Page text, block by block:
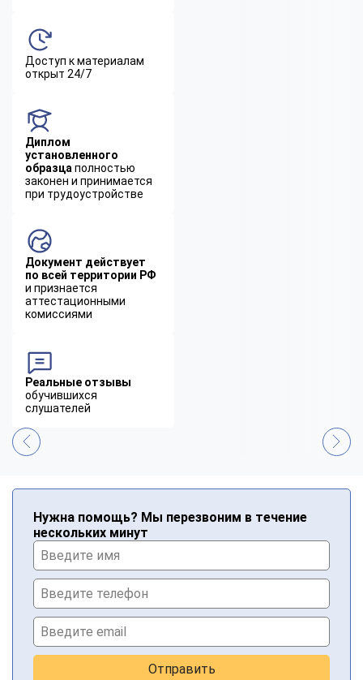
Доступ к материалам
открыт 24/7
Диплом
установленного
образца полностью
законен и принимается
при трудоустройстве
Документ действует
по всей территории РФ
и признается
аттестационными
комиссиями
Реальные отзывы
обучившихся
слушателей
Нужна помощь? Мы перезвоним в течение
нескольких минут
Отправить